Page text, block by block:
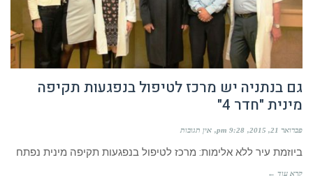
גם בנתניה יש מרכז לטיפול בנפגעות תקיפה
מינית "חדר 4"
פברואר 21, 2015 9:28 pm
ביוזמת עיר ללא אלימות: מרכז לטיפול בנפגעות תקיפה מינית נפתח
קרא עוד ←